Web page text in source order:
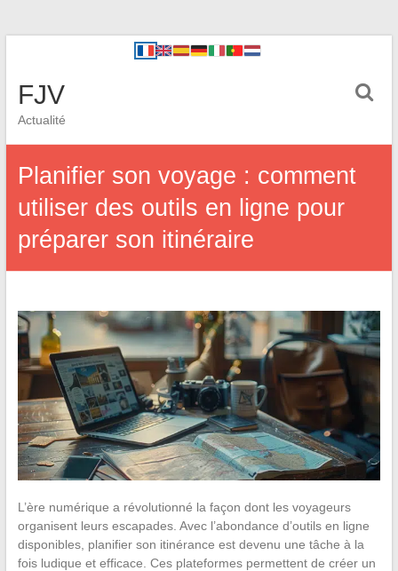
FJV
Actualité
Planifier son voyage : comment
utiliser des outils en ligne pour
préparer son itinéraire
L’ère numérique a révolutionné la façon dont les voyageurs
organisent leurs escapades. Avec l’abondance d’outils en ligne
disponibles, planifier son itinérance est devenu une tâche à la
fois ludique et efficace. Ces plateformes permettent de créer un